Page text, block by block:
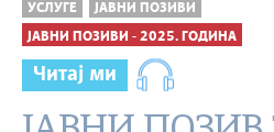
УСЛУГЕ ЈАВНИ ПОЗИВИ
ЈАВНИ ПОЗИВИ - 2025. ГОДИНА
Читај ми